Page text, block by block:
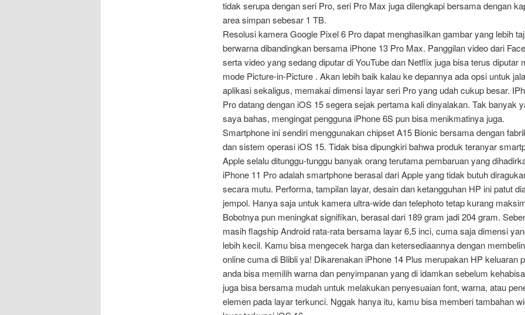
tidak serupa dengan seri Pro, seri Pro Max juga dilengkapi bersama dengan
area simpan sebesar 1 TB.
Resolusi kamera Google Pixel 6 Pro dapat menghasilkan gambar yang lebih
berwarna dibandingkan bersama iPhone 13 Pro Max. Panggilan video dari
serta video yang sedang diputar di YouTube dan Netflix juga bisa terus diputar
mode Picture-in-Picture . Akan lebih baik kalau ke depannya ada opsi untuk
aplikasi sekaligus, memakai dimensi layar seri Pro yang udah cukup besar.
Pro datang dengan iOS 15 segera sejak pertama kali dinyalakan. Tak banyak
saya bahas, mengingat pengguna iPhone 6S pun bisa menikmatinya juga.
Smartphone ini sendiri menggunakan chipset A15 Bionic bersama dengan
dan sistem operasi iOS 15. Tidak bisa dipungkiri bahwa produk teranyar
Apple selalu ditunggu-tunggu banyak orang terutama pembaruan yang
iPhone 11 Pro adalah smartphone berasal dari Apple yang tidak butuh
secara mutu. Performa, tampilan layar, desain dan ketangguhan HP ini patut
jempol. Hanya saja untuk kamera ultra-wide dan telephoto tetap kurang
Bobotnya pun meningkat signifikan, berasal dari 189 gram jadi 204 gram.
masih flagship Android rata-rata bersama layar 6,5 inci, cuma saja dimensi
lebih kecil. Kamu bisa mengecek harga dan ketersediaannya dengan
online cuma di Blibli ya! Dikarenakan iPhone 14 Plus merupakan HP keluaran
anda bisa memilih warna dan penyimpanan yang di idamkan sebelum
juga bisa bersama mudah untuk melakukan penyesuaian font, warna, atau
elemen pada layar terkunci. Nggak hanya itu, kamu bisa memberi tambahan